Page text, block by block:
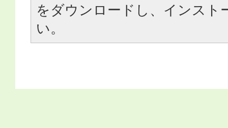
をダウンロードし、インスト
い。